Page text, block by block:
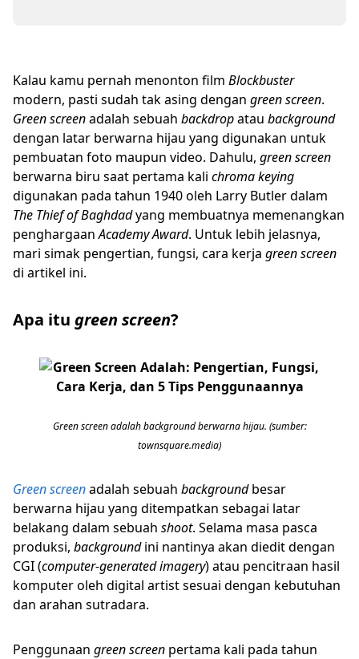
Kalau kamu pernah menonton film Blockbuster
modern, pasti sudah tak asing dengan green screen.
Green screenadalah sebuah backdropatau background
dengan latar berwarna hijau yang digunakan untuk
pembuatan foto maupun video. Dahulu, green screen
berwarna biru saat pertama kali chroma keying
digunakan pada tahun 1940 oleh Larry Butler dalam
The Thief of Baghdadyang membuatnya memenangkan
penghargaanAcademy Award. Untuk lebih jelasnya,
mari simak pengertian, fungsi, cara kerja green screen
di artikel ini.
Apa itu green screen?
Green screen adalah background berwarna hijau. (sumber:
townsquare.media)
Green screenadalah sebuah backgroundbesar
berwarna hijau yang ditempatkan sebagai latar
belakang dalam sebuah shoot. Selama masa pasca
produksi, backgroundini nantinya akan diedit dengan
CGI (computer-generated imagery) atau pencitraan hasil
komputer oleh digital artist sesuai dengan kebutuhan
dan arahan sutradara.
Penggunaan green screen pertama kali pada tahun